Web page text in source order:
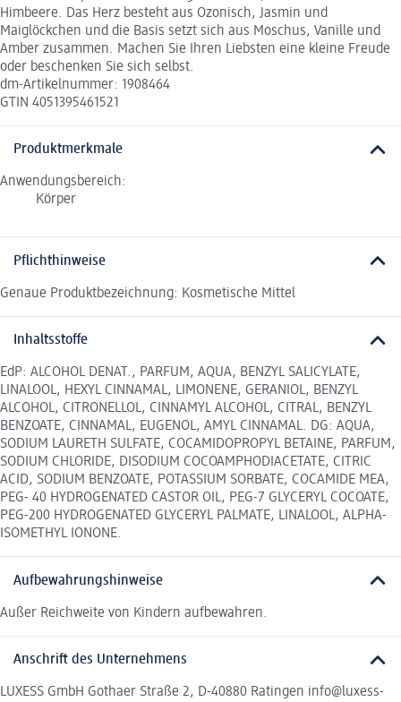
Himbeere. Das Herz besteht aus Ozonisch, Jasmin und
Maiglöckchen und die Basis setzt sich aus Moschus, Vanille und
Amber zusammen. Machen Sie Ihren Liebsten eine kleine Freude
oder beschenken Sie sich selbst.
dm-Artikelnummer: 1908464
GTIN 4051395461521
Produktmerkmale
Anwendungsbereich:
Körper
Pflichthinweise
Genaue Produktbezeichnung: Kosmetische Mittel
Inhaltsstoffe
EdP: ALCOHOL DENAT., PARFUM, AQUA, BENZYL SALICYLATE,
LINALOOL, HEXYL CINNAMAL, LIMONENE, GERANIOL, BENZYL
ALCOHOL, CITRONELLOL, CINNAMYL ALCOHOL, CITRAL, BENZYL
BENZOATE, CINNAMAL, EUGENOL, AMYL CINNAMAL. DG: AQUA,
SODIUM LAURETH SULFATE, COCAMIDOPROPYL BETAINE, PARFUM,
SODIUM CHLORIDE, DISODIUM COCOAMPHODIACETATE, CITRIC
ACID, SODIUM BENZOATE, POTASSIUM SORBATE, COCAMIDE MEA,
PEG- 40 HYDROGENATED CASTOR OIL, PEG-7 GLYCERYL COCOATE,
PEG-200 HYDROGENATED GLYCERYL PALMATE, LINALOOL, ALPHA-
ISOMETHYL IONONE.
Aufbewahrungshinweise
Außer Reichweite von Kindern aufbewahren.
Anschrift des Unternehmens
LUXESS GmbH Gothaer Straße 2, D-40880 Ratingen info@luxess-